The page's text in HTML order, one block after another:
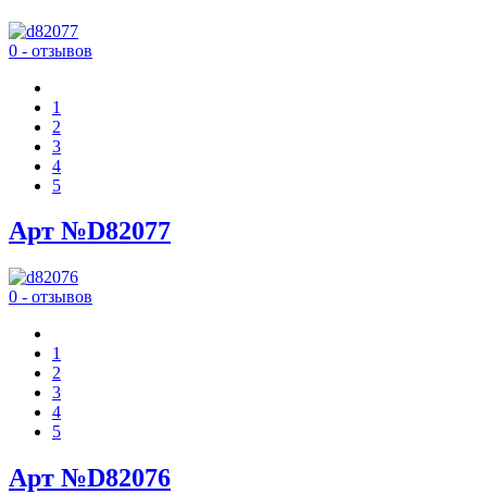
0 - отзывов
1
2
3
4
5
Арт №D82077
0 - отзывов
1
2
3
4
5
Арт №D82076